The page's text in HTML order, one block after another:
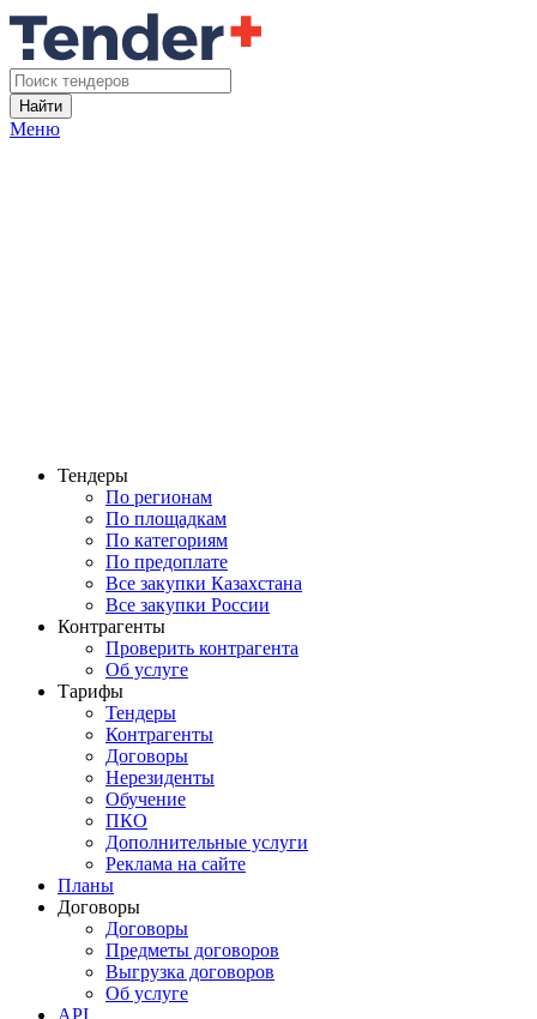
Найти
Меню
Тендеры
По регионам
По площадкам
По категориям
По предоплате
Все закупки Казахстана
Все закупки России
Контрагенты
Проверить контрагента
Об услуге
Тарифы
Тендеры
Контрагенты
Договоры
Нерезиденты
Обучение
ПКО
Дополнительные услуги
Реклама на сайте
Планы
Договоры
Договоры
Предметы договоров
Выгрузка договоров
Об услуге